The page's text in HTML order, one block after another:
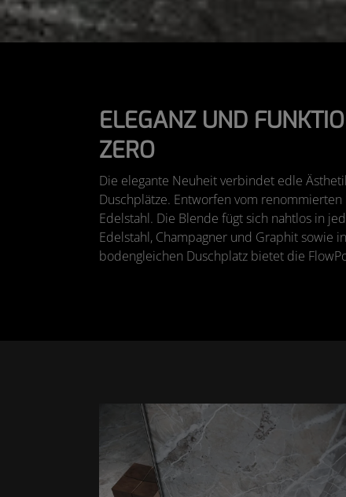
ELEGANZ UND
ZERO
Die elegante Neuheit verbindet edle
Duschplätze. Entworfen vom
Edelstahl. Die Blende fügt sich nahtlos in
Edelstahl, Champagner und Graphit sowie
bodengleichen Duschplatz bietet die